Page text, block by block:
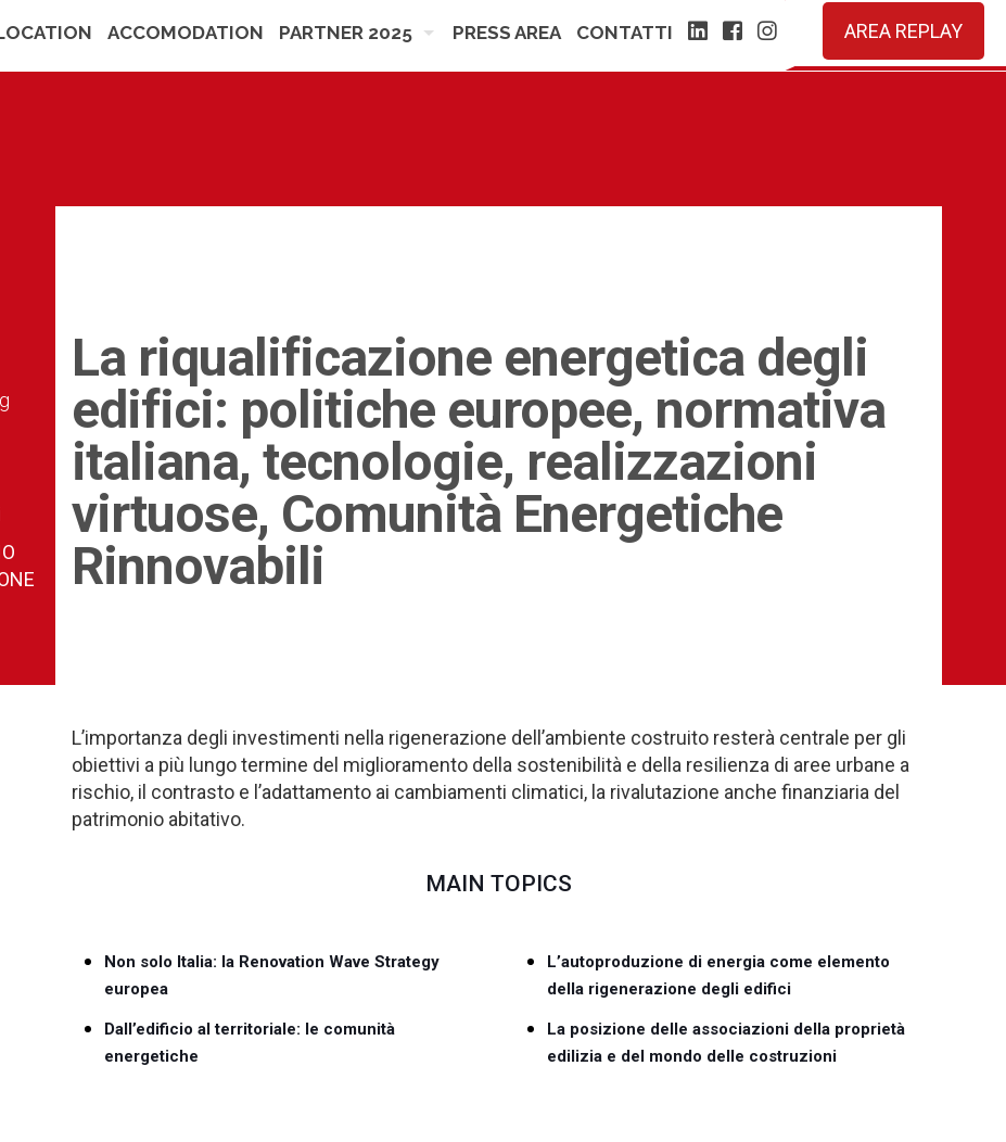
ACCOMODATION PARTNER 2025 PRESS AREA CONTATTI linkedinfacebook
instagramAREA REPLAY
La riqualificazione energetica degli
edifici: politiche europee, normativa
italiana, tecnologie, realizzazioni
virtuose, Comunità Energetiche
Rinnovabili
L’importanza degli investimenti nella rigenerazione dell’ambiente costruito resterà centrale per gli
obiettivi a più lungo termine del miglioramento della sostenibilità e della resilienza di aree urbane a
rischio, il contrasto e l’adattamento ai cambiamenti climatici, la rivalutazione anche finanziaria del
patrimonio abitativo.
MAIN TOPICS
Non solo Italia: la Renovation Wave Strategy
europea
L’autoproduzione di energia come elemento
della rigenerazione degli edifici
Dall’edificio al territoriale: le comunità
energetiche
La posizione delle associazioni della proprietà
edilizia e del mondo delle costruzioni